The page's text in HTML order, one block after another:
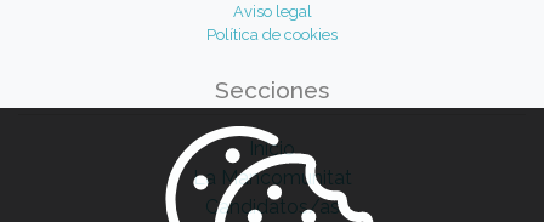
Aviso legal
Política de cookies
Secciones
Inicio
La Mancomunitat
Candidatos/as